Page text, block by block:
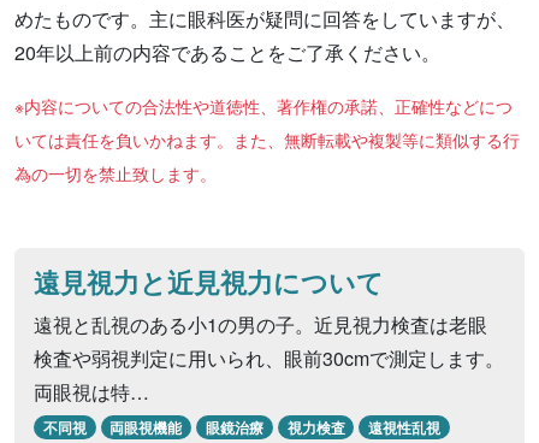
めたものです。主に眼科医が疑問に回答をしていますが、
20年以上前の内容であることをご了承ください。
※内容についての合法性や道徳性、著作権の承諾、正確性などにつ
いては責任を負いかねます。また、無断転載や複製等に類似する行
為の一切を禁止致します。
遠見視力と近見視力について
遠視と乱視のある小1の男の子。近見視力検査は老眼
検査や弱視判定に用いられ、眼前30cmで測定します。
両眼視は特…
不同視 両眼視機能 眼鏡治療 視力検査 遠視性乱視